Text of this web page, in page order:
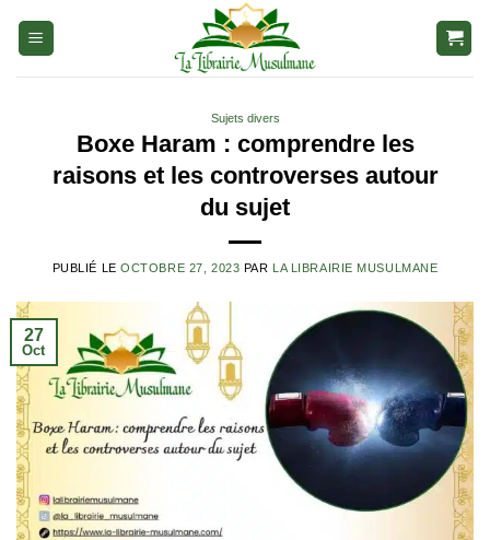
Sujets divers
Boxe Haram : comprendre les
raisons et les controverses autour
du sujet
PUBLIÉ LEOCTOBRE 27, 2023 PAR LA LIBRAIRIE MUSULMANE
27
Oct